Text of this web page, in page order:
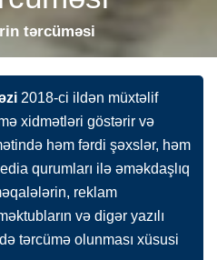
tərcüməsi
2018-ci ildən müxtəlif
xidmətləri göstərir və
həm fərdi şəxslər, həm
qurumları ilə əməkdaşlıq
reklam
və digər yazılı
tərcümə olunması xüsusi